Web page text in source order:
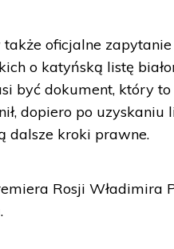
oficjalne zapytanie
o katyńską listę
być dokument, który
dopiero po uzyskaniu
dalsze kroki prawne.
Rosji Władimira